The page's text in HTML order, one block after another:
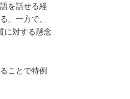
を話せる経
。一方で、
に対する懸念
ことで特例